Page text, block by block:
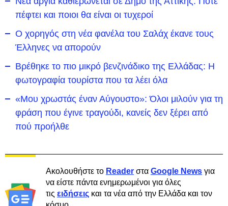
πέφτει και ποιοι θα είναι οι τυχεροί
Ο χορηγός στη νέα φανέλα του Σαλάχ έκανε τους
Έλληνες να απορούν
Βρέθηκε το πιο μικρό βενζινάδικο της Ελλάδας: Η
φωτογραφία τουρίστα που τα λέει όλα
«Μου χρωστάς έναν Αύγουστο»: Όλοι μιλούν για τη
φράση που έγινε τραγούδι, κανείς δεν ξέρει από
πού προήλθε
Ακολουθήστε το Reader στα Google News για
να είστε πάντα ενημερωμένοι για όλες
τις ειδήσεις και τα νέα από την Ελλάδα και τον